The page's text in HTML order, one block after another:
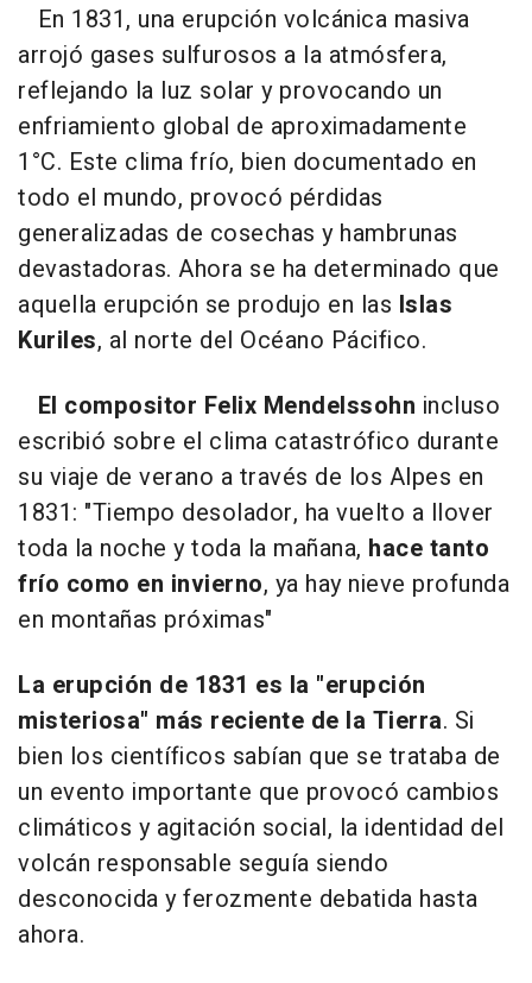
En 1831, una erupción volcánica masiva
arrojó gases sulfurosos a la atmósfera,
reflejando la luz solar y provocando un
enfriamiento global de aproximadamente
1°C. Este clima frío, bien documentado en
todo el mundo, provocó pérdidas
generalizadas de cosechas y hambrunas
devastadoras. Ahora se ha determinado que
aquella erupción se produjo en las Islas
Kuriles, al norte del Océano Pácifico.
El compositor Felix Mendelssohn incluso
escribió sobre el clima catastrófico durante
su viaje de verano a través de los Alpes en
1831: "Tiempo desolador, ha vuelto a llover
toda la noche y toda la mañana, hace tanto
frío como en invierno, ya hay nieve profunda
en montañas próximas"
La erupción de 1831 es la "erupción
misteriosa" más reciente de la Tierra. Si
bien los científicos sabían que se trataba de
un evento importante que provocó cambios
climáticos y agitación social, la identidad del
volcán responsable seguía siendo
desconocida y ferozmente debatida hasta
ahora.